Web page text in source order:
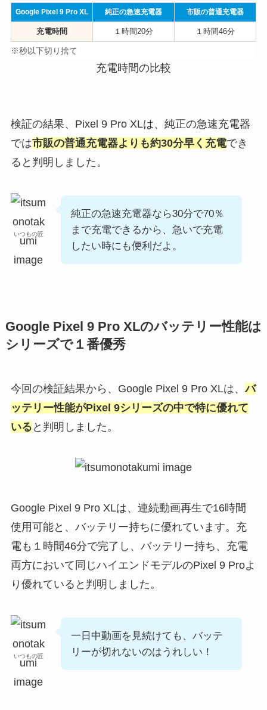
Google Pixel 9 Pro XL 純正の急速充電器 市販の普通充電器
充電時間 １時間20分 １時間46分
※秒以下切り捨て
充電時間の比較
検証の結果、Pixel 9 Pro XLは、純正の急速充電器
では市販の普通充電器よりも約30分早く充電でき
ると判明しました。
いつもの匠
純正の急速充電器なら30分で70％
まで充電できるから、急いで充電
したい時にも便利だよ。
Google Pixel 9 Pro XLのバッテリー性能は
シリーズで１番優秀
今回の検証結果から、Google Pixel 9 Pro XLは、バ
ッテリー性能がPixel 9シリーズの中で特に優れて
いる と判明しました。
Google Pixel 9 Pro XLは、連続動画再生で16時間
使用可能と、バッテリー持ちに優れています。充
電も１時間46分で完了し、バッテリー持ち、充電
両方において同じハイエンドモデルのPixel 9 Proよ
り優れていると判明しました。
いつもの匠
一日中動画を見続けても、バッテ
リーが切れないのはうれしい！